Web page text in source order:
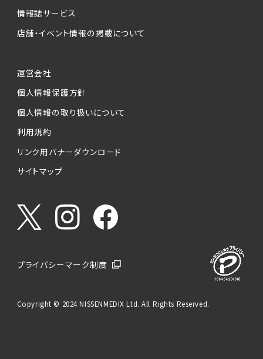
情報誌サービス
店舗・イベント情報の掲載について
運営会社
個人情報保護方針
個人情報の取り扱いについて
利用規約
リンク用バナーダウンロード
サイトマップ
プライバシーマーク制度
Copyright © 2024 NISSENMEDIX Ltd. All Rights Reserved.